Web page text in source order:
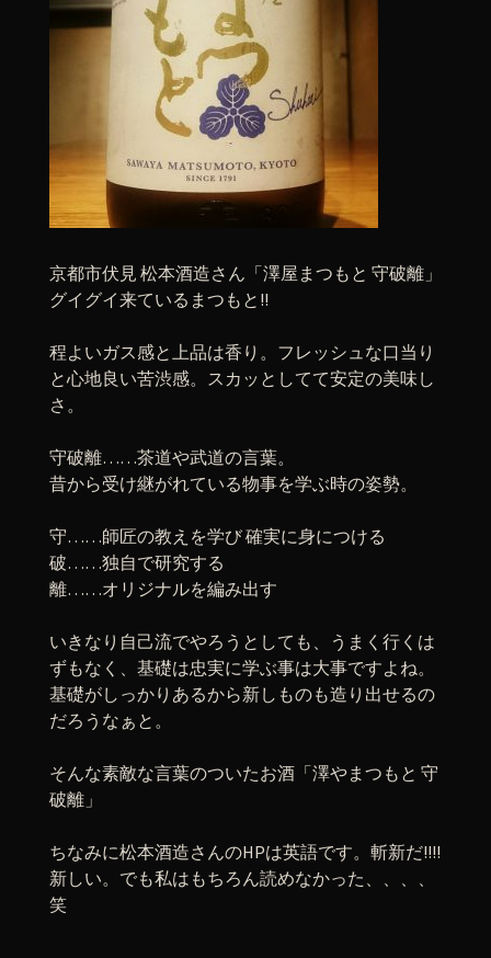
京都市伏見 松本酒造さん「澤屋まつもと 守破離」
グイグイ来ているまつもと!!
程よいガス感と上品は香り。フレッシュな口当り
と心地良い苦渋感。スカッとしてて安定の美味し
さ。
守破離……茶道や武道の言葉。
昔から受け継がれている物事を学ぶ時の姿勢。
守……師匠の教えを学び 確実に身につける
破……独自で研究する
離……オリジナルを編み出す
いきなり自己流でやろうとしても、うまく行くは
ずもなく、基礎は忠実に学ぶ事は大事ですよね。
基礎がしっかりあるから新しものも造り出せるの
だろうなぁと。
そんな素敵な言葉のついたお酒「澤やまつもと 守
破離」
ちなみに松本酒造さんのHPは英語です。斬新だ!!!!
新しい。でも私はもちろん読めなかった、、、、
笑